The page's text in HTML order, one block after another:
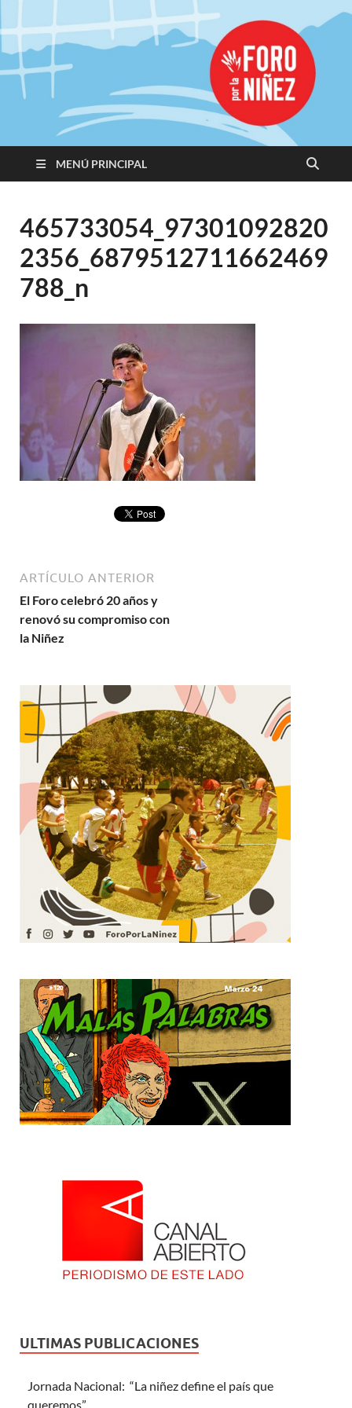
Promoviendo
Derechos,
Construimos
Igualdad
MENÚ PRINCIPAL
465733054_97301092820
2356_6879512711662469
788_n
ARTÍCULO ANTERIOR
El Foro celebró 20 años y
renovó su compromiso con
la Niñez
ULTIMAS PUBLICACIONES
Jornada Nacional: “La niñez define el país que
queremos”